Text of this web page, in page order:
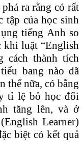
ra rằng có rất
tập của học sinh
tiếng Anh so
khi luật “English
cách thành tích
bang nào đã
thế nữa, có bằng
tỉ lệ bỏ học đối
tăng lên, và ở
Learner)
biệt có kết quả